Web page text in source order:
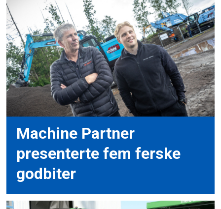
Machine Partner
presenterte fem ferske
godbiter